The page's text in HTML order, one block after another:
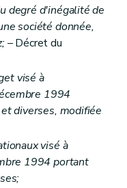
degré d'inégalité de
société donnée,
– Décret du
visé à
1994
diverses, modifiée
visé à
1994 portant